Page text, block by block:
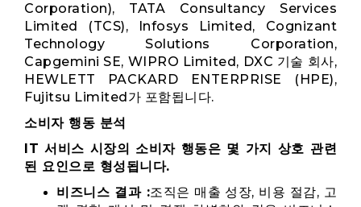
Corporation), TATA Consultancy Services
Limited (TCS), Infosys Limited, Cognizant
Technology Solutions Corporation,
Capgemini SE, WIPRO Limited, DXC 기술 회사,
HEWLETT PACKARD ENTERPRISE (HPE),
Fujitsu Limited가 포함됩니다.
소비자 행동 분석
IT 서비스 시장의 소비자 행동은 몇 가지 상호 관련
된 요인으로 형성됩니다.
비즈니스 결과 :조직은 매출 성장, 비용 절감, 고